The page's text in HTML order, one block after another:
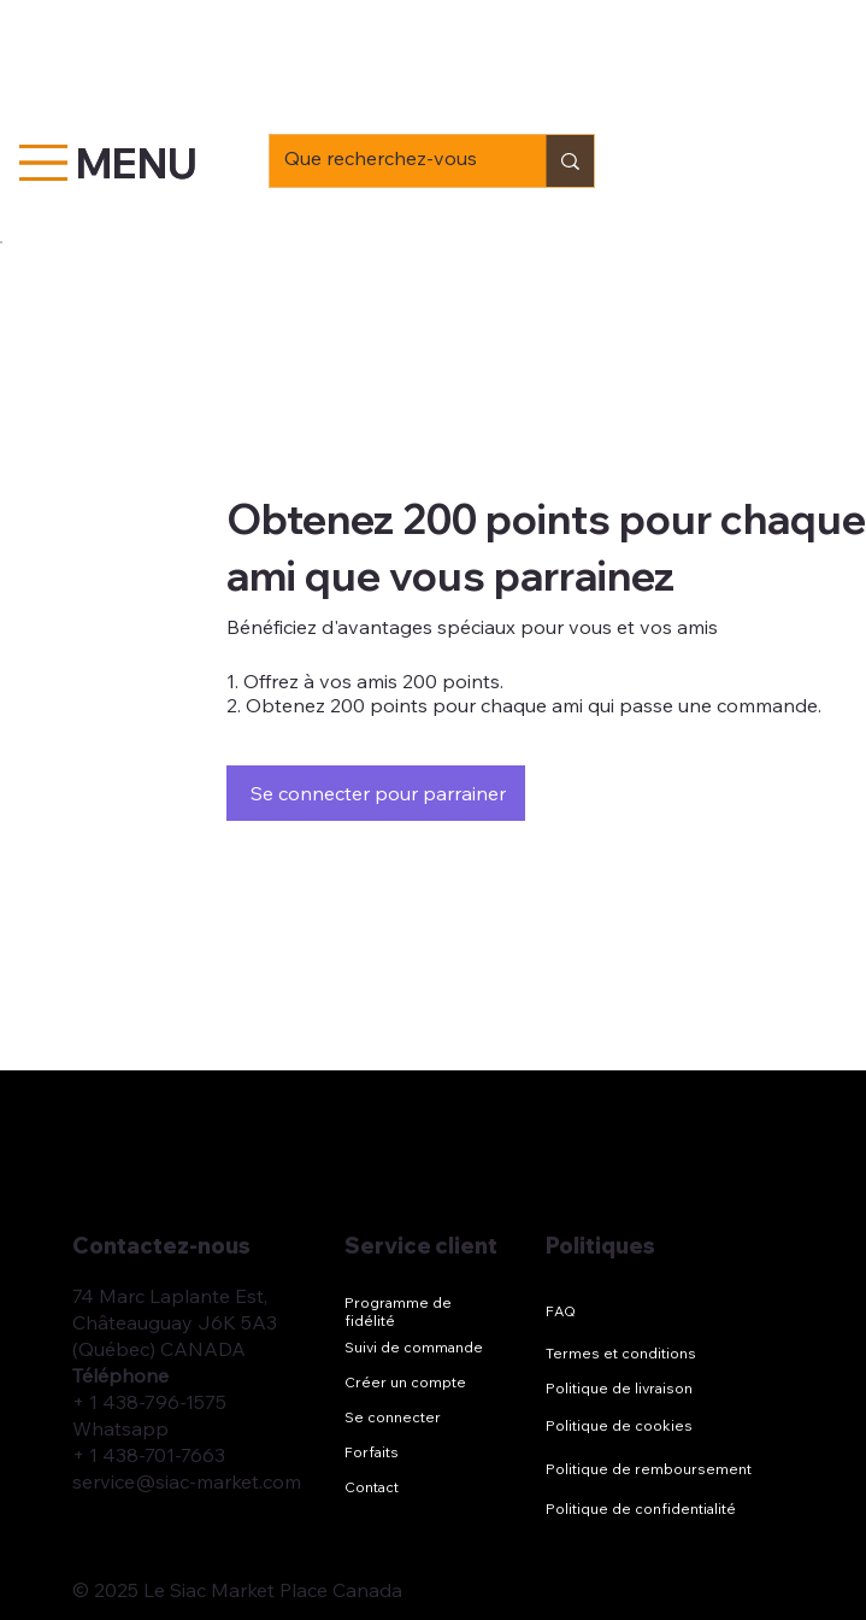
MENU
MENU
Obtenez 200 points pour chaque
ami que vous parrainez
Bénéficiez d'avantages spéciaux pour vous et vos amis
Offrez à vos amis 200 points.
Obtenez 200 points pour chaque ami qui passe une commande.
Se connecter pour parrainer
74 Marc Laplante Est,
Châteauguay J6K 5A3
(Québec) CANADA
Téléphone
+ 1 438-796-1575
Whatsapp
+ 1 438-701-7663
service@siac-market.com
Contactez-nous Service client
Programme de
fidélité
Suivi de commande
Créer un compte
Se connecter
Forfaits
Contact
Politiques
Termes et conditions
Politique de livraison
Politique de cookies
Politique de remboursement
Politique de confidentialité
© 2025 Le Siac Market Place Canada